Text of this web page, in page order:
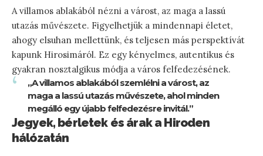
A villamos ablakából nézni a várost, az maga a lassú
utazás művészete. Figyelhetjük a mindennapi életet,
ahogy elsuhan mellettünk, és teljesen más perspektívát
kapunk Hirosimáról. Ez egy kényelmes, autentikus és
gyakran nosztalgikus módja a város felfedezésének.
„A villamos ablakából szemlélni a várost, az
maga a lassú utazás művészete, ahol minden
megálló egy újabb felfedezésre invitál.”
Jegyek, bérletek és árak a Hiroden
hálózatán